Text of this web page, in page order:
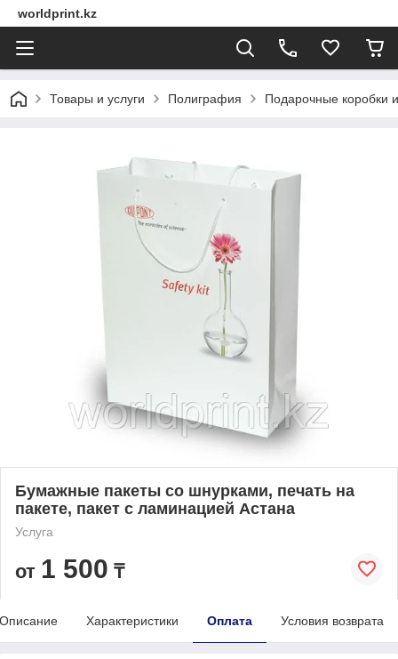
worldprint.kz
Товары и услуги Полиграфия Подарочные коробки
Бумажные пакеты со шнурками, печать на
пакете, пакет с ламинацией Астана
Услуга
от 1 500 ₸
Описание Характеристики Оплата Условия возврата